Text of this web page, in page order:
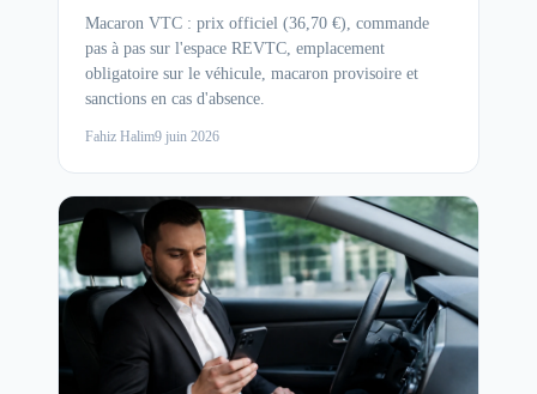
Macaron VTC : prix officiel (36,70 €), commande
pas à pas sur l'espace REVTC, emplacement
obligatoire sur le véhicule, macaron provisoire et
sanctions en cas d'absence.
Fahiz Halim9 juin 2026